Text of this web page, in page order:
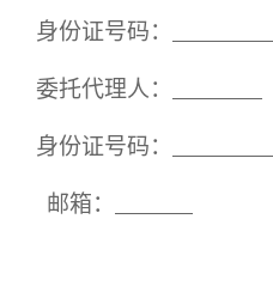
身份证号码：
委托代理人：
身份证号码：
邮箱：